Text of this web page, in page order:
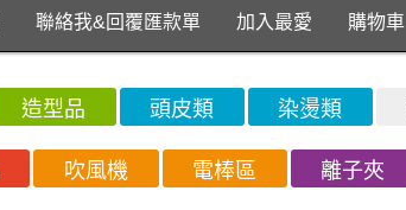
聯絡我&回覆匯款單 加入最愛 購物車
造型品 頭皮類 染燙類
吹風機 電棒區 離子夾